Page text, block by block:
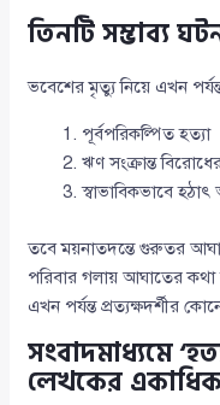
তিনটি সম্ভাব্য
ভবেশের মৃত্যু নিয়ে এখন
পূর্বপরিকল্পিত হত্যা
ঋণ সংক্রান্ত
স্বাভাবিকভাবে
তবে ময়নাতদন্তে গুরুতর
পরিবার গলায় আঘাতের কথা
এখন পর্যন্ত প্রত্যক্ষদর্শীর
সংবাদমাধ্যমে
লেখকের একাধিক